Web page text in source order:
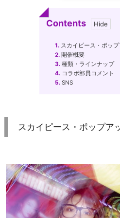
Contents
1. スカイピース・ポッ
2. 開催概要
3. 種類・ラインナップ
4. コラボ部員コメント
5. SNS
スカイピース・ポップア